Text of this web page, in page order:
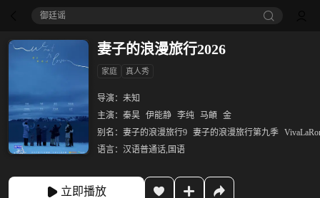
御廷谣‎
妻子的浪漫旅行2026
家庭 真人秀
导演： 未知
主演： 秦昊 伊能静 李纯 马頔
金
别名： 妻子的浪漫旅行9 妻子的浪漫旅行第九季
语言： 汉语普通话,国语
立即播放